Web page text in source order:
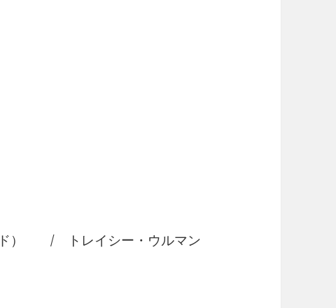
） / トレイシー・ウルマン